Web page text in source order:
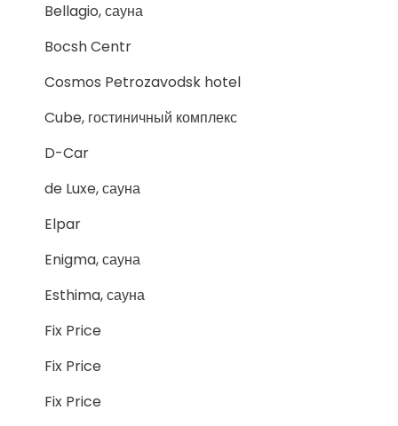
Bellagio, сауна
Bocsh Centr
Cosmos Petrozavodsk hotel
Cube, гостиничный комплекс
D-Car
de Luxe, сауна
Elpar
Enigma, сауна
Esthima, сауна
Fix Price
Fix Price
Fix Price